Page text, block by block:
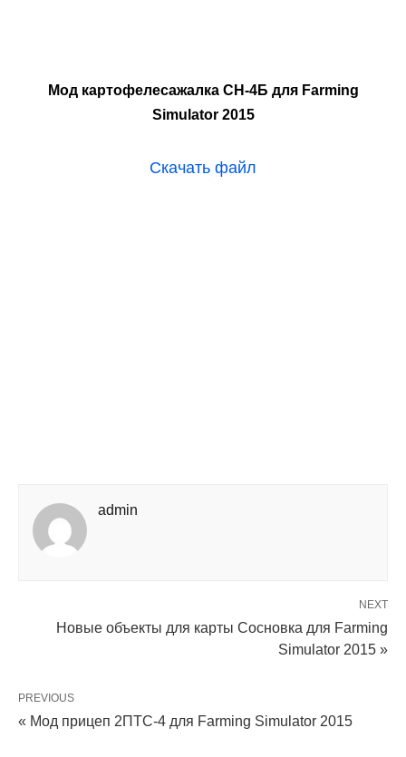
Мод картофелесажалка СН-4Б для Farming
Simulator 2015
Скачать файл
admin
NEXT
Новые объекты для карты Сосновка для Farming
Simulator 2015 »
PREVIOUS
« Мод прицеп 2ПТС-4 для Farming Simulator 2015